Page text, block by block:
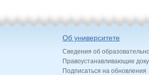
Об университете
Сведения об
Правоустанавливающие
Подписаться на обновления